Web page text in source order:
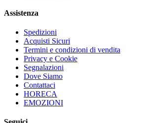
Assistenza
Spedizioni
Acquisti Sicuri
Termini e condizioni di vendita
Privacy e Cookie
Segnalazioni
Dove Siamo
Contattaci
HORECA
EMOZIONI